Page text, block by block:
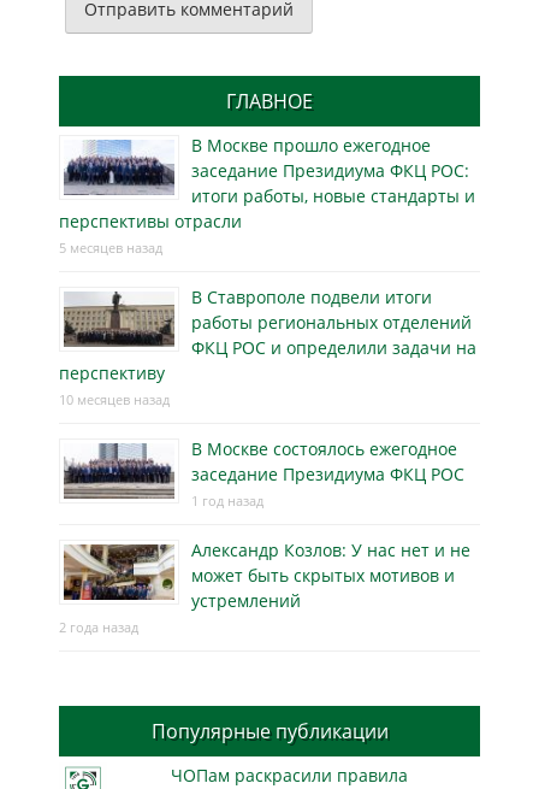
ГЛАВНОЕ
В Москве прошло ежегодное
заседание Президиума ФКЦ РОС:
итоги работы, новые стандарты и
перспективы отрасли
5 месяцев назад
В Ставрополе подвели итоги
работы региональных отделений
ФКЦ РОС и определили задачи на
перспективу
10 месяцев назад
В Москве состоялось ежегодное
заседание Президиума ФКЦ РОС
1 год назад
Александр Козлов: У нас нет и не
может быть скрытых мотивов и
устремлений
2 года назад
Популярные публикации
ЧОПам раскрасили правила